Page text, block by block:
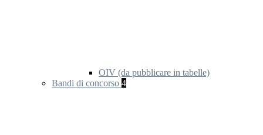
OIV (da pubblicare in tabelle)
Bandi di concorso 4